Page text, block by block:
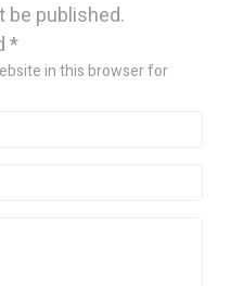
be published.
*
in this browser for